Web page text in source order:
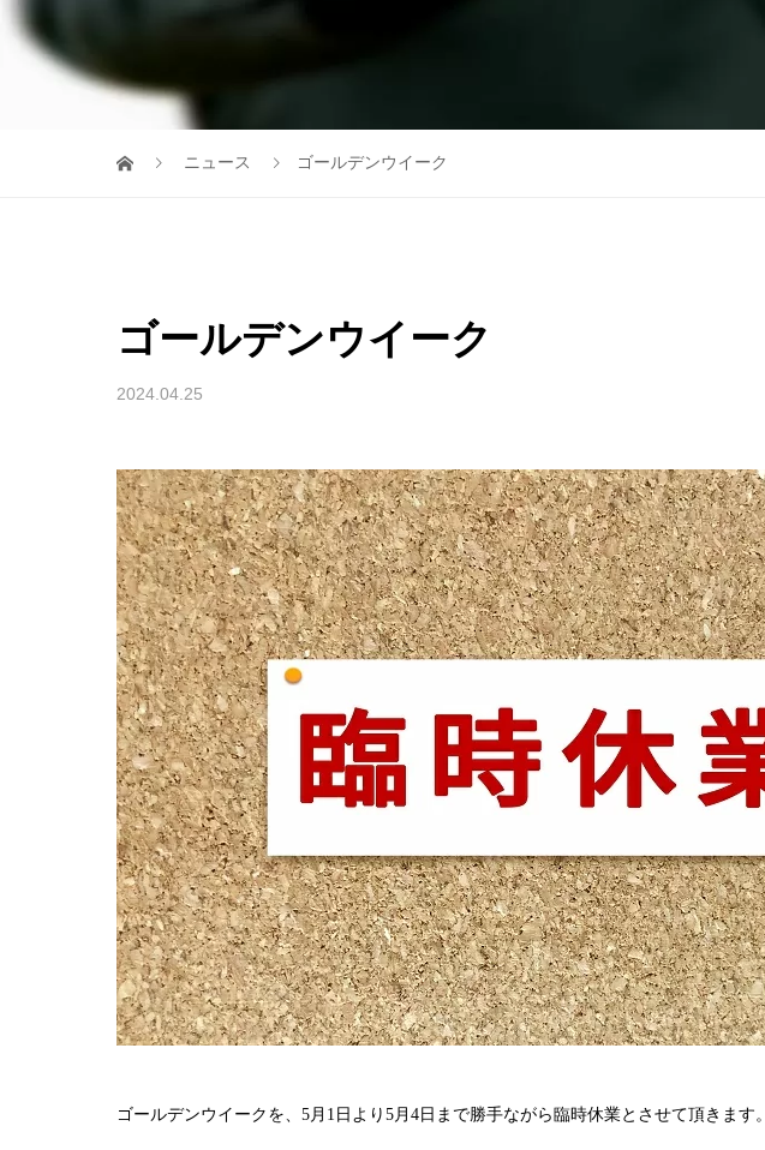
ニュース ゴールデンウイーク
ゴールデンウイーク
2024.04.25
ゴールデンウイークを、5月1日より5月4日まで勝手ながら臨時休業とさせて頂きます。